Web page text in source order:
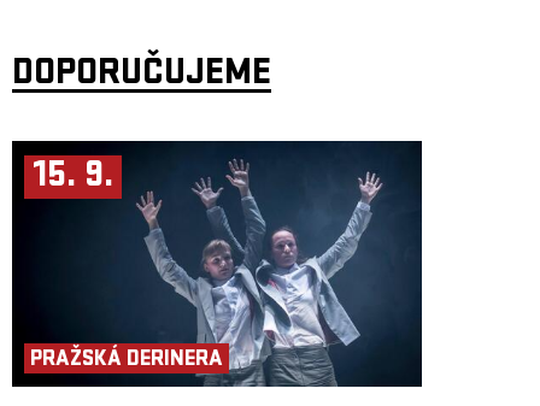
DOPORUČUJEME
15. 9.
PRAŽSKÁ DERINERA